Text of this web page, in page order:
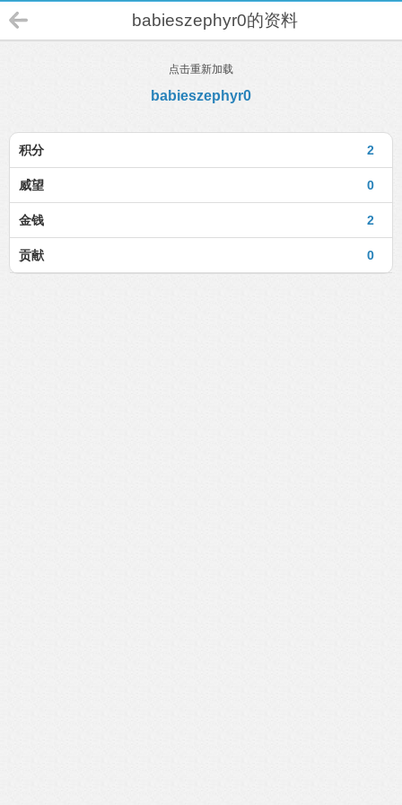
babieszephyr0的资料
点击重新加载
babieszephyr0
2
积分
0
威望
2
金钱
0
贡献